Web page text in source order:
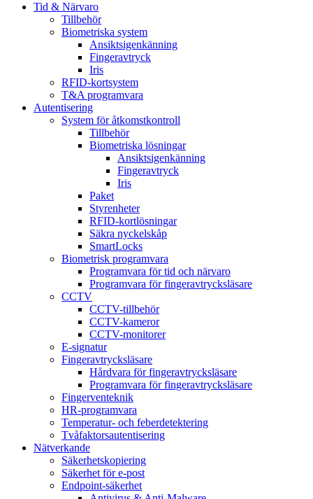
Tid & Närvaro
Tillbehör
Biometriska system
Ansiktsigenkänning
Fingeravtryck
Iris
RFID-kortsystem
T&A programvara
Autentisering
System för åtkomstkontroll
Tillbehör
Biometriska lösningar
Ansiktsigenkänning
Fingeravtryck
Iris
Paket
Styrenheter
RFID-kortlösningar
Säkra nyckelskåp
SmartLocks
Biometrisk programvara
Programvara för tid och närvaro
Programvara för fingeravtrycksläsare
CCTV
CCTV-tillbehör
CCTV-kameror
CCTV-monitorer
E-signatur
Fingeravtrycksläsare
Hårdvara för fingeravtrycksläsare
Programvara för fingeravtrycksläsare
Fingerventeknik
HR-programvara
Temperatur- och feberdetektering
Tvåfaktorsautentisering
Nätverkande
Säkerhetskopiering
Säkerhet för e-post
Endpoint-säkerhet